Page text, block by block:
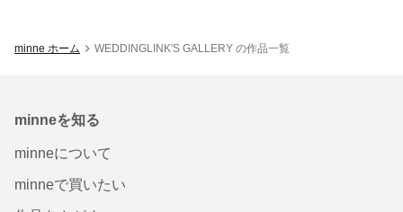
minne ホーム WEDDINGLINK'S GALLERY の作品一覧
minneを知る
minneについて
minneで買いたい